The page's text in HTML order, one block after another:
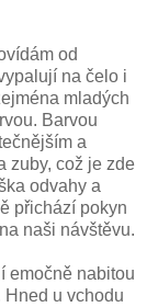
od
na čelo i
mladých
Barvou
a
zuby, což je zde
odvahy a
přichází pokyn
naši návštěvu.
emočně nabitou
Hned u vchodu